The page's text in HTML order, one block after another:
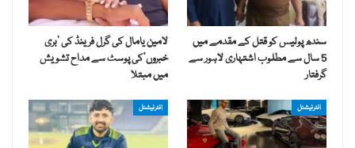
سندھ پولیس کو قتل کے مقدمے میں
5 سال سے مطلوب اشتہاری لاہور سے
گرفتار
لامین یامال کی گرل فرینڈ کی ’بری
خبروں‘کی پوسٹ سے مداح تشویش
میں مبتلا
انٹرنیشنل انٹرنیشنل